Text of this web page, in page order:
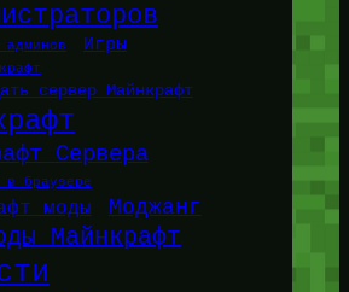
Игры
сервер Майнкрафт
Сервера
в браузере
моды Моджанг
Майнкрафт